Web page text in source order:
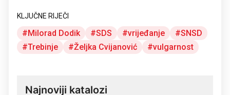
KLJUČNE RIJEČI
Milorad Dodik SDS vrijeđanje
SNSD
Trebinje
Željka Cvijanović vulgarnost